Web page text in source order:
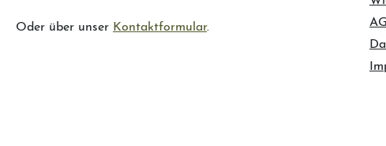
Oder über unser Kontaktformular.